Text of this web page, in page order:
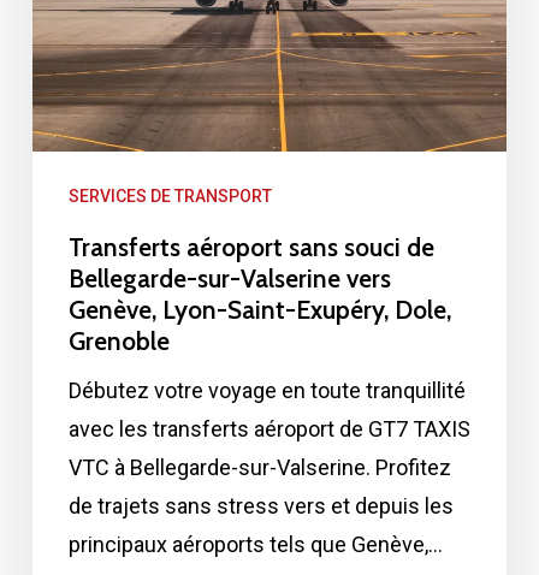
de
Bellegarde-
sur-
Valserine
vers
Genève,
Lyon-
Saint-
Exupéry,
Dole,
Grenoble
SERVICES DE TRANSPORT
Transferts aéroport sans souci de
Bellegarde-sur-Valserine vers
Genève, Lyon-Saint-Exupéry, Dole,
Grenoble
Débutez votre voyage en toute tranquillité
avec les transferts aéroport de GT7 TAXIS
VTC à Bellegarde-sur-Valserine. Profitez
de trajets sans stress vers et depuis les
principaux aéroports tels que Genève,…